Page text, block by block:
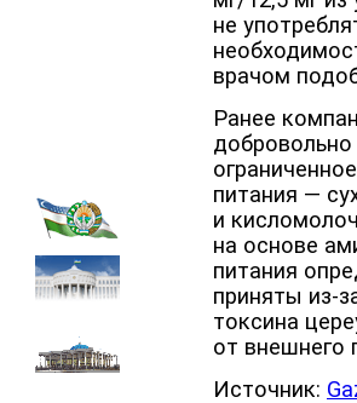
не
врачом
Ранее
добровольно
питания —
и
на основе
питания
приняты из-
токсина
от внешнего
Источник: